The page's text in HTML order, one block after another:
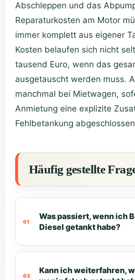
Abschleppen und das
Reparaturkosten am Motor
immer komplett aus eigener
Kosten belaufen sich nicht
tausend Euro, wenn das
ausgetauscht werden muss.
manchmal bei Mietwagen,
Anmietung eine explizite
Fehlbetankung
Häufig gestellte
Was passiert, wenn ich
Diesel getankt habe?
Kann ich weiterfahren,